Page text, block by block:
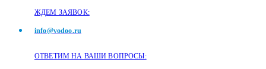
ЖДЕМ ЗАЯВОК:
info@vodoo.ru
ОТВЕТИМ НА ВАШИ ВОПРОСЫ: